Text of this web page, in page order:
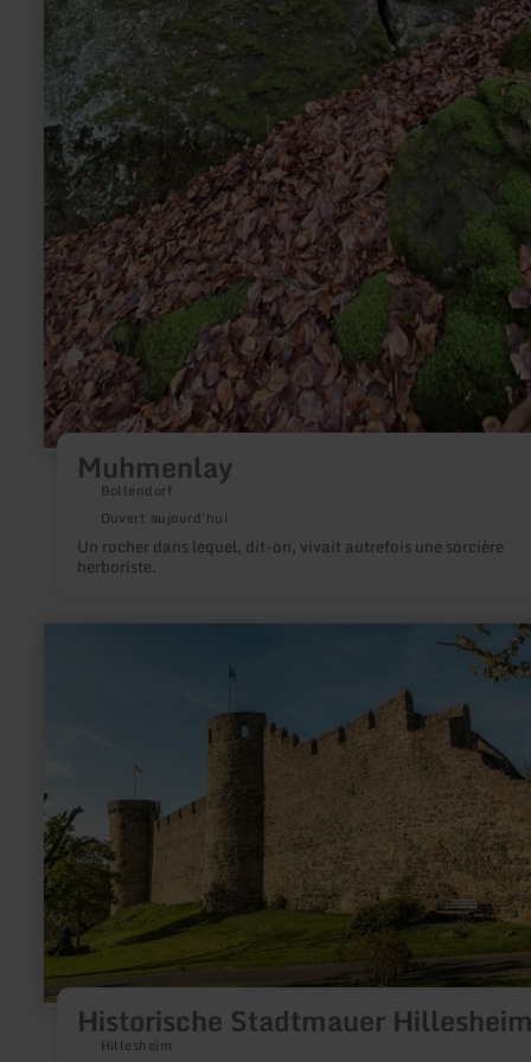
Muhmenlay
Bollendorf
Ouvert aujourd'hui
Un rocher dans lequel, dit-on, vivait autrefois une sorcière
herboriste.
Historische Stadtmauer
Hillesheim